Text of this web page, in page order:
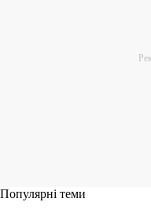
Популярні теми